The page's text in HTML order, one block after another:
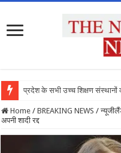
प्रदेश के सभी उच्च शिक्षण संस्थानों को
Home / BREAKING NEWS /
अपनी शादी रद्द